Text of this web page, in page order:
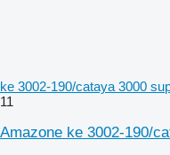
ke 3002-190/cataya 3000
11
Amazone ke 3002-190/